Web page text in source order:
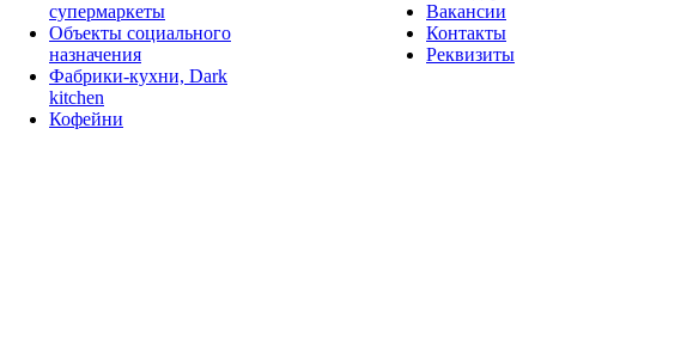
супермаркеты
Объекты социального
назначения
Фабрики-кухни, Dark
kitchen
Кофейни
Вакансии
Контакты
Реквизиты